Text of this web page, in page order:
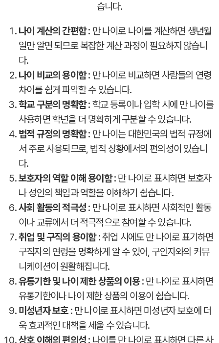
습니다.
나이 계산의 간편함 : 만 나이로 나이를 계산하면 생년월
일만 알면 되므로 복잡한 계산 과정이 필요하지 않습니
다.
나이 비교의 용이함 : 만 나이로 비교하면 사람들의 연령
차이를 쉽게 파악할 수 있습니다.
학교 구분의 명확함 : 학교 등록이나 입학 시에 만 나이를
사용하면 학년을 더 명확하게 구분할 수 있습니다.
법적 규정의 명확함 : 만 나이는 대한민국의 법적 규정에
서 주로 사용되므로, 법적 상황에서의 편의성이 있습니
다.
보호자의 역할 이해 용이함 : 만 나이로 표시하면 보호자
나 성인의 책임과 역할을 이해하기 쉽습니다.
사회 활동의 적극성 : 만 나이로 표시하면 사회적인 활동
이나 교류에서 더 적극적으로 참여할 수 있습니다.
취업 및 구직의 용이함 :취업 시에도 만 나이로 표기하면
구직자의 연령을 명확하게 알 수 있어, 구인자와의 커뮤
니케이션이 원활해집니다.
유통기한 및 나이 제한 상품의 이용 : 만 나이로 표시하면
유통기한이나 나이 제한 상품의 이용이 쉽습니다.
미성년자 보호 :만 나이로 표시하면 미성년자 보호에 더
욱 효과적인 대책을 세울 수 있습니다.
상호 이해의 편의성 : 나이를 만 나이로 표시하면 다른 사